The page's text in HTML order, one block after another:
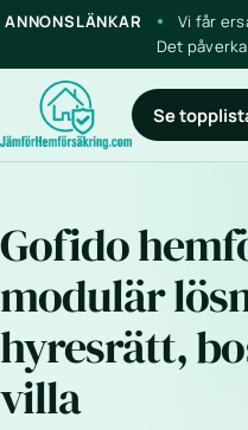
ANNONSLÄNKAR
Vi får
Det
Se
Gofido
modulär
hyresrätt,
villa